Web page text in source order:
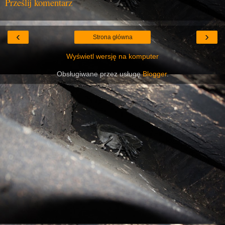
‹ ›
Strona główna
Wyświetl wersję na komputer
Obsługiwane przez usługęBlogger.